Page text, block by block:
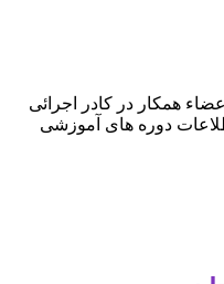
کتبی اعضاء همکار در کادر اجرائی
و اطلاعات دوره های آموزشی